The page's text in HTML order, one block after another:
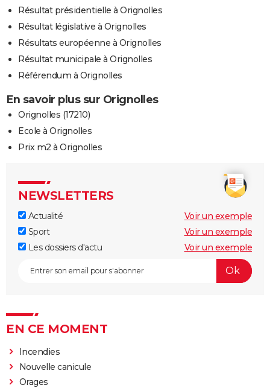
Résultat présidentielle à Orignolles
Résultat législative à Orignolles
Résultats européenne à Orignolles
Résultat municipale à Orignolles
Référendum à Orignolles
En savoir plus sur Orignolles
Orignolles (17210)
Ecole à Orignolles
Prix m2 à Orignolles
NEWSLETTERS
Actualité
Voir un exemple
Sport
Voir un exemple
Les dossiers d'actu
Voir un exemple
EN CE MOMENT
Incendies
Nouvelle canicule
Orages